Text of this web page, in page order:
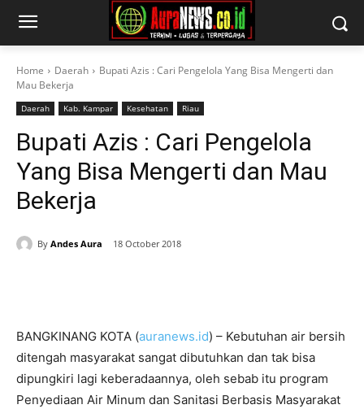
Home Daerah
Bupati Azis : Cari Pengelola Yang Bisa Mengerti dan
Mau Bekerja
Daerah Kab. Kampar Kesehatan Riau
Bupati Azis : Cari Pengelola
Yang Bisa Mengerti dan Mau
Bekerja
By Andes Aura 18 October 2018
BANGKINANG KOTA (auranews.id) – Kebutuhan air bersih
ditengah masyarakat sangat dibutuhkan dan tak bisa
dipungkiri lagi keberadaannya, oleh sebab itu program
Penyediaan Air Minum dan Sanitasi Berbasis Masyarakat